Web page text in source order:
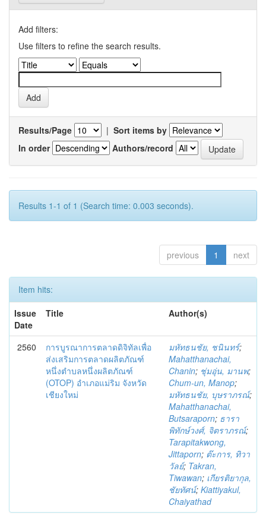
Add filters:
Use filters to refine the search results.
Results/Page | Sort items by
In order
Authors/record
Results 1-1 of 1 (Search time: 0.003 seconds).
previous 1 next
Item hits:
Issue
Date
Title Author(s)
2560
การบูรณาการตลาดดิจิทัลเพื่อ
ส่งเสริมการตลาดผลิตภัณฑ์
หนึ่งตำบลหนึ่งผลิตภัณฑ์
(OTOP) อำเภอแม่ริม จังหวัด
เชียงใหม่
มหัทธนชัย, ชนินทร์;
Mahatthanachai,
Chanin; ชุ่มอุ่น, มานพ;
Chum-un, Manop;
มหัทธนชัย, บุษราภรณ์;
Mahatthanachai,
Butsaraporn; ธารา
พิทักษ์วงศ์, จิตราภรณ์;
Tarapitakwong,
Jittaporn; ต๊ะการ, ทิวา
วัลย์; Takran,
Tiwawan; เกียรติยากุล,
ชัยทัศน์; Kiattiyakul,
Chaiyathad